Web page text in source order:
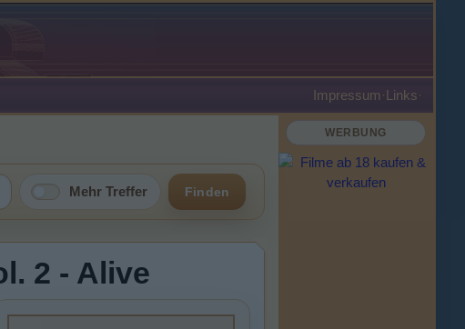
Impressum ·Links·
Mehr Treffer Finden
2 - Alive
WERBUNG